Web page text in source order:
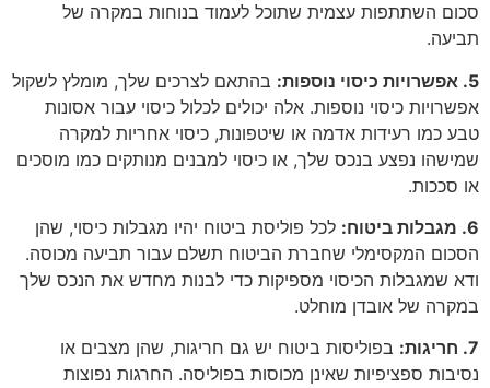
סכום השתתפות עצמית שתוכל לעמוד בנוחות במקרה של
תביעה.
5. אפשרויות כיסוי נוספות:
בהתאם לצרכים שלך, מומלץ לשקול
אפשרויות כיסוי נוספות. אלה יכולים לכלול כיסוי עבור אסונות
טבע כמו רעידות אדמה או שיטפונות, כיסוי אחריות למקרה
שמישהו נפצע בנכס שלך, או כיסוי למבנים מנותקים כמו מוסכים
או סככות.
6. מגבלות ביטוח:
לכל פוליסת ביטוח יהיו מגבלות כיסוי, שהן
הסכום המקסימלי שחברת הביטוח תשלם עבור תביעה מכוסה.
ודא שמגבלות הכיסוי מספיקות כדי לבנות מחדש את הנכס שלך
במקרה של אובדן מוחלט.
7. חריגות:
בפוליסות ביטוח יש גם חריגות, שהן מצבים או
נסיבות ספציפיות שאינן מכוסות בפוליסה. החרגות נפוצות